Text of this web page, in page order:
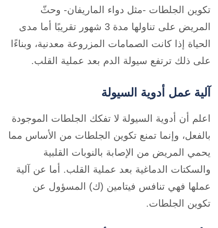
تكوين الجلطات -مثل دواء الماريفان- وحثّ
المريض على تناولها مدة 3 شهور تقريبًا أما مدى
الحياة إذا كانت الصمامات المزروعة معدنية، وبناءًا
على ذلك ترتفع سيولة الدم بعد عملية القلب.
آلية عمل أدوية السيولة
اعلم أن أدوية السيولة لا تفكك الجلطات الموجودة
بالفعل، وإنما تمنع تكوين الجلطات من الأساس مما
يحمي المريض من الإصابة بالنوبات القلبية
والسكتات الدماغية بعد عملية القلب. أما عن آلية
عملها فهي تنافس فيتامين (ك) المسؤول عن
تكوين الجلطات.